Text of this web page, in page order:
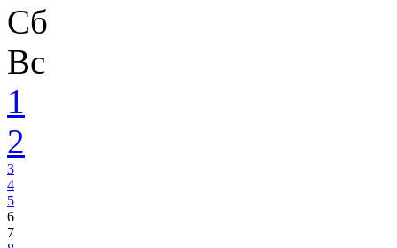
Сб
Вс
1
2
3
4
5
6
7